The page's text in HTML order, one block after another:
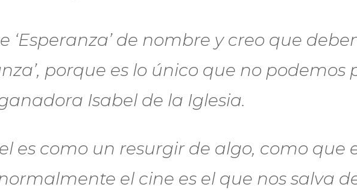
‘Esperanza’ de nombre y creo que
porque es lo único que no
Isabel de la Iglesia.
es como un resurgir de algo, como que
el cine es el que nos salva